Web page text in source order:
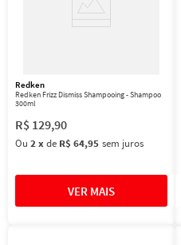
Redken
Redken Frizz Dismiss Shampooing - Shampoo
300ml
R$ 129,90
Ou 2xde R$ 64,95 sem juros